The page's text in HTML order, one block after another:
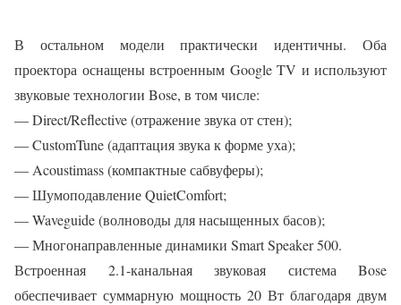
В остальном модели практически идентичны. Оба
проектора оснащены встроенным Google TV и используют
звуковые технологии Bose, в том числе:
— Direct/Reflective (отражение звука от стен);
— CustomTune (адаптация звука к форме уха);
— Acoustimass (компактные сабвуферы);
— Шумоподавление QuietComfort;
— Waveguide (волноводы для насыщенных басов);
— Многонаправленные динамики Smart Speaker 500.
Встроенная 2.1-канальная звуковая система Bose
обеспечивает суммарную мощность 20 Вт благодаря двум